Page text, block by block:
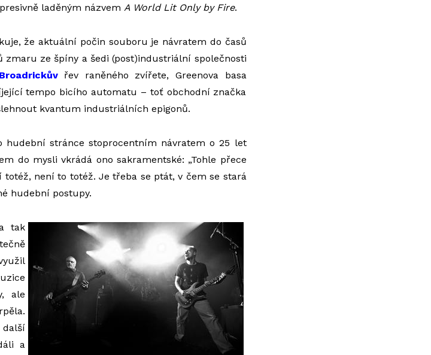
laděným názvem A World Lit Only by Fire.
že aktuální počin souboru je návratem do časů
ze špíny a šedi (post)industriální společnosti
Broadrickůvřev raněného zvířete, Greenova basa
tempo bicího automatu – toť obchodní značka
kvantum industriálních epigonů.
hudební stránce stoprocentním návratem o 25 let
do mysli vkrádá ono sakramentské: „Tohle přece
totéž, není to totéž. Je třeba se ptát, v čem se stará
hudební postupy.
tak
ale
a